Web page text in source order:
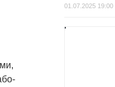
01.07.2025 19:00